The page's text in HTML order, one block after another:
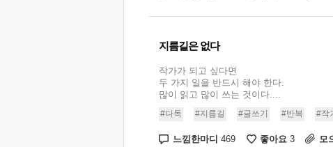
지름길은 없다
작가가 되고 싶다면
두 가지 일을 반드시 해야 한다.
많이 읽고 많이 쓰는 것이다....
#다독 #지름길 #글쓰기 #반복 #작
느낌한마디 469 좋아요 3 모